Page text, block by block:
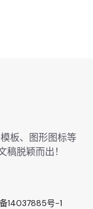
板、图形图标等
脱颖而出！
14037885号-1